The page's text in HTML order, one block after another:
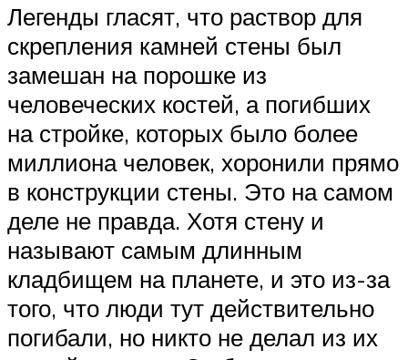
Легенды гласят, что раствор для
скрепления камней стены был
замешан на порошке из
человеческих костей, а погибших
на стройке, которых было более
миллиона человек, хоронили прямо
в конструкции стены. Это на самом
деле не правда. Хотя стену и
называют самым длинным
кладбищем на планете, и это из-за
того, что люди тут действительно
погибали, но никто не делал из их